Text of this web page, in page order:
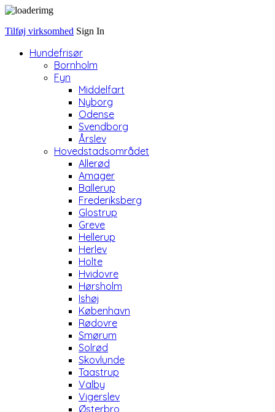
Tilføj virksomhed Sign In
Hundefrisør
Bornholm
Fyn
Middelfart
Nyborg
Odense
Svendborg
Årslev
Hovedstadsområdet
Allerød
Amager
Ballerup
Frederiksberg
Glostrup
Greve
Hellerup
Herlev
Holte
Hvidovre
Hørsholm
Ishøj
København
Rødovre
Smørum
Solrød
Skovlunde
Taastrup
Valby
Vigerslev
Østerbro